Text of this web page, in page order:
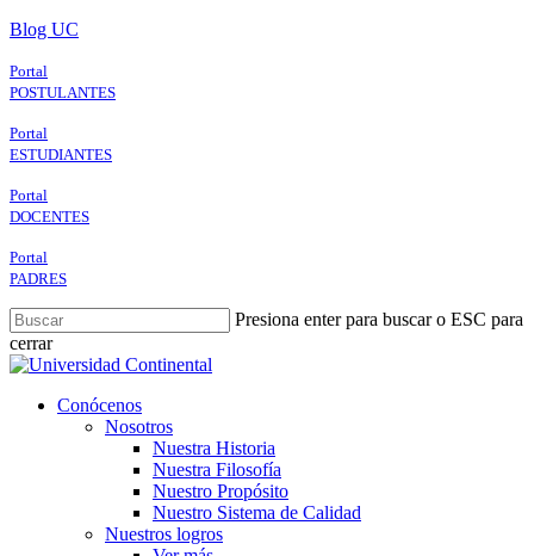
Skip
main
content
Blog UC
Portal
POSTULANTES
Portal
ESTUDIANTES
Portal
DOCENTES
Portal
PADRES
Presiona enter para buscar o ESC para
cerrar
Close
search
Menu
Conócenos
Nosotros
Nuestra Historia
Nuestra Filosofía
Nuestro Propósito
Nuestro Sistema de Calidad
Nuestros logros